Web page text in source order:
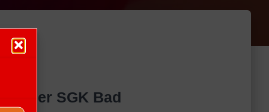
der SGK Bad